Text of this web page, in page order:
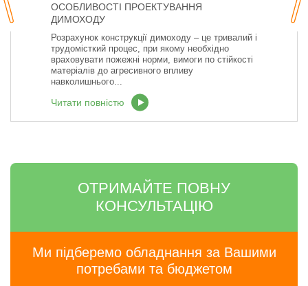
ОСОБЛИВОСТІ ПРОЕКТУВАННЯ
ДИМОХОДУ
Розрахунок конструкції димоходу – це тривалий і
трудомісткий процес, при якому необхідно
враховувати пожежні норми, вимоги по стійкості
матеріалів до агресивного впливу
навколишнього...
Читати повністю
ОТРИМАЙТЕ ПОВНУ
КОНСУЛЬТАЦІЮ
Ми підберемо обладнання за Вашими
потребами та бюджетом